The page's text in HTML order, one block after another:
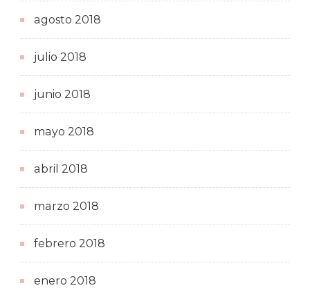
agosto 2018
julio 2018
junio 2018
mayo 2018
abril 2018
marzo 2018
febrero 2018
enero 2018